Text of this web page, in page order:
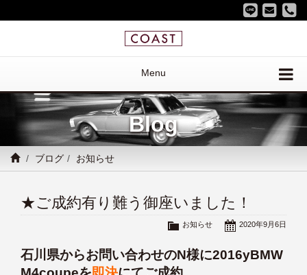
Menu
Blog
ブログ お知らせ
★ご成約有り難う御座いました！
2020年9月6日
お知らせ
石川県からお問い合わせのN様に2016yBMW